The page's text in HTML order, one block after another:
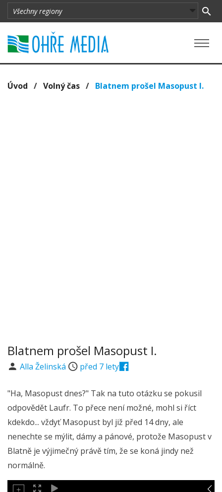
Úvod / Volný čas / Blatnem prošel Masopust I.
Blatnem prošel Masopust I.
Alla Želinská před 7 lety
"Ha, Masopust dnes?" Tak na tuto otázku se pokusil
odpovědět Laufr. To přece není možné, mohl si říct
kdekdo... vždyť Masopust byl již před 14 dny, ale
nenechte se mýlit, dámy a pánové, protože Masopust v
Blatně je výjimečný právě tím, že se koná jindy než
normálně.